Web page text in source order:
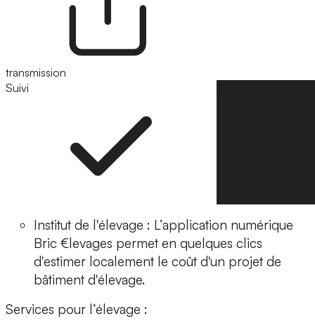
transmission
Suivi
Institut de l'élevage : L’application numérique
Bric €levages permet en quelques clics
d'estimer localement le coût d'un projet de
bâtiment d'élevage.
Services pour l’élevage :